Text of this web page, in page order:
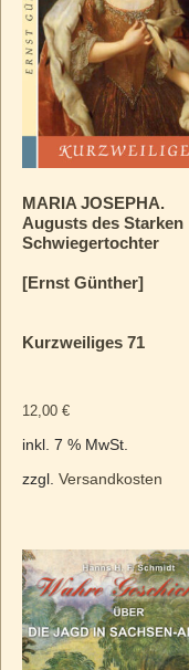
MARIA JOSEPHA.
Augusts des Starken
Schwiegertochter
[Ernst Günther]
Kurzweiliges 71
12,00 €
inkl. 7 % MwSt.
zzgl. Versandkosten